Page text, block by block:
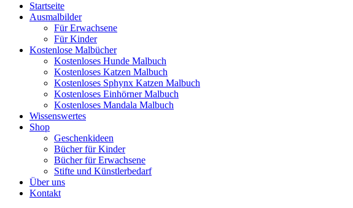
Startseite
Ausmalbilder
Für Erwachsene
Für Kinder
Kostenlose Malbücher
Kostenloses Hunde Malbuch
Kostenloses Katzen Malbuch
Kostenloses Sphynx Katzen Malbuch
Kostenloses Einhörner Malbuch
Kostenloses Mandala Malbuch
Wissenswertes
Shop
Geschenkideen
Bücher für Kinder
Bücher für Erwachsene
Stifte und Künstlerbedarf
Über uns
Kontakt